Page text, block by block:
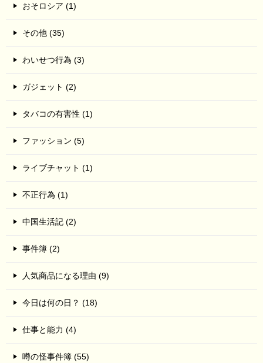
おそロシア (1)
その他 (35)
わいせつ行為 (3)
ガジェット (2)
タバコの有害性 (1)
ファッション (5)
ライブチャット (1)
不正行為 (1)
中国生活記 (2)
事件簿 (2)
人気商品になる理由 (9)
今日は何の日？ (18)
仕事と能力 (4)
噂の怪事件簿 (55)